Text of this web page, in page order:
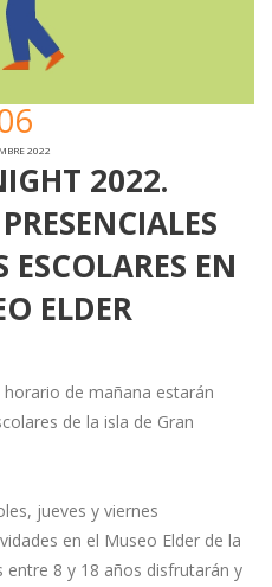
2022
2022.
EN
ELDER
de mañana estarán
de la isla de Gran
jueves y viernes
en el Museo Elder de la
entre 8 y 18 años disfrutarán y